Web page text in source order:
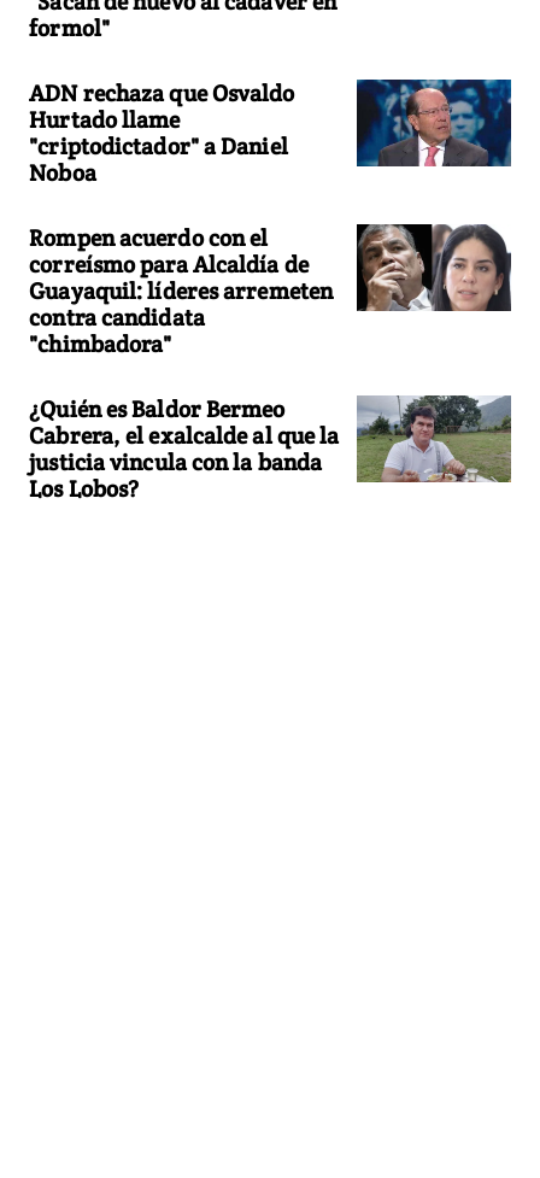
formol"
ADN rechaza que Osvaldo
Hurtado llame
"criptodictador" a Daniel
Noboa
Rompen acuerdo con el
correísmo para Alcaldía de
Guayaquil: líderes arremeten
contra candidata
"chimbadora"
¿Quién es Baldor Bermeo
Cabrera, el exalcalde al que la
justicia vincula con la banda
Los Lobos?